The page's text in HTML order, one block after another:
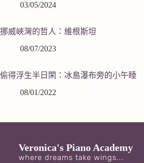
03/05/2024
挪威峽灣的哲人：維根斯坦
08/07/2023
偷得浮生半日閑：冰島瀑布旁的小午睡
08/01/2022
Veronica's Piano Academy
where dreams take wings...